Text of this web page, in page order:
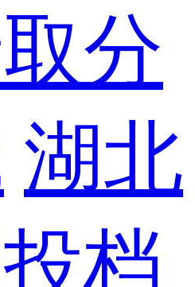
分
湖北
档